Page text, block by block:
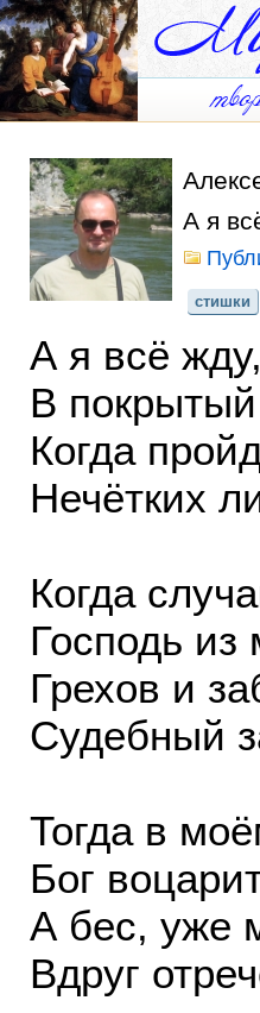
А я
стишки
А я всё
В
Когда
Нечётких
Когда
Господь из
Грехов и
Судебный
Тогда в
Бог
А бес, уже
Вдруг